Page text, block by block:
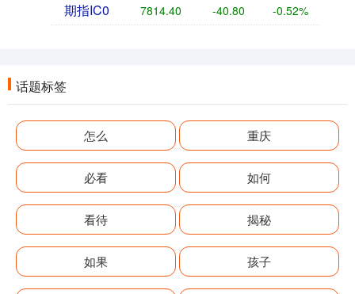
期指IC0 7814.40 -40.80 -0.52%
话题标签
怎么 重庆
必看 如何
看待 揭秘
如果 孩子